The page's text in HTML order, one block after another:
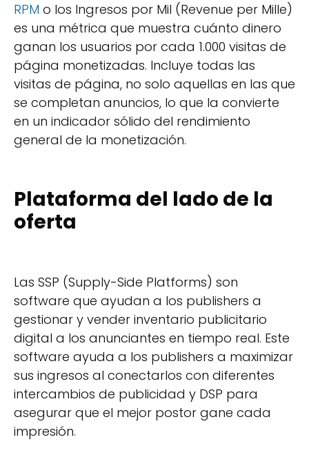
RPM o los Ingresos por Mil (Revenue per Mille)
es una métrica que muestra cuánto dinero
ganan los usuarios por cada 1.000 visitas de
página monetizadas. Incluye todas las
visitas de página, no solo aquellas en las que
se completan anuncios, lo que la convierte
en un indicador sólido del rendimiento
general de la monetización.
Plataforma del lado de la
oferta
Las SSP (Supply-Side Platforms) son
software que ayudan a los publishers a
gestionar y vender inventario publicitario
digital a los anunciantes en tiempo real. Este
software ayuda a los publishers a maximizar
sus ingresos al conectarlos con diferentes
intercambios de publicidad y DSP para
asegurar que el mejor postor gane cada
impresión.